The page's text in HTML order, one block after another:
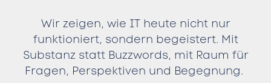
Wir zeigen, wie IT heute nicht nur
funktioniert, sondern begeistert. Mit
Substanz statt Buzzwords, mit Raum für
Fragen, Perspektiven und Begegnung.